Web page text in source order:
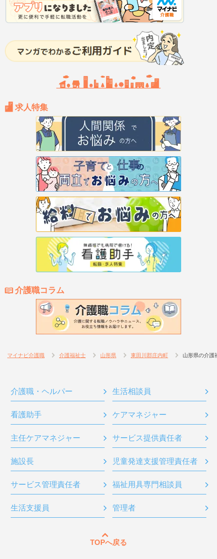
求人特集
介護職コラム
マイナビ介護職 介護福祉士 山形県 東田川郡庄内町 山形県の介護
介護職・ヘルパー 生活相談員
看護助手 ケアマネジャー
主任ケアマネジャー サービス提供責任者
施設長 児童発達支援管理責任者
サービス管理責任者 福祉用具専門相談員
生活支援員 管理者
TOPへ戻る